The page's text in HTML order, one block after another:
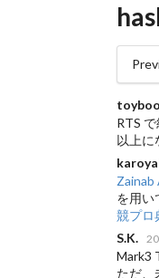
RTS
以上に
Zainab
を用い
競プロ
S.K.
Mark3
ただ、